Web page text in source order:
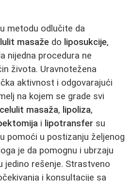
metodu odlučite da
masaže do liposukcije,
nijedna procedura ne
života. Uravnotežena
aktivnost i odgovarajući
na kojem se grade svi
masaža, lipoliza,
i lipotransfer su
pomoći u postizanju željenog
je da pomognu i ubrzaju
jedino rešenje. Strastveno
i konsultacije sa